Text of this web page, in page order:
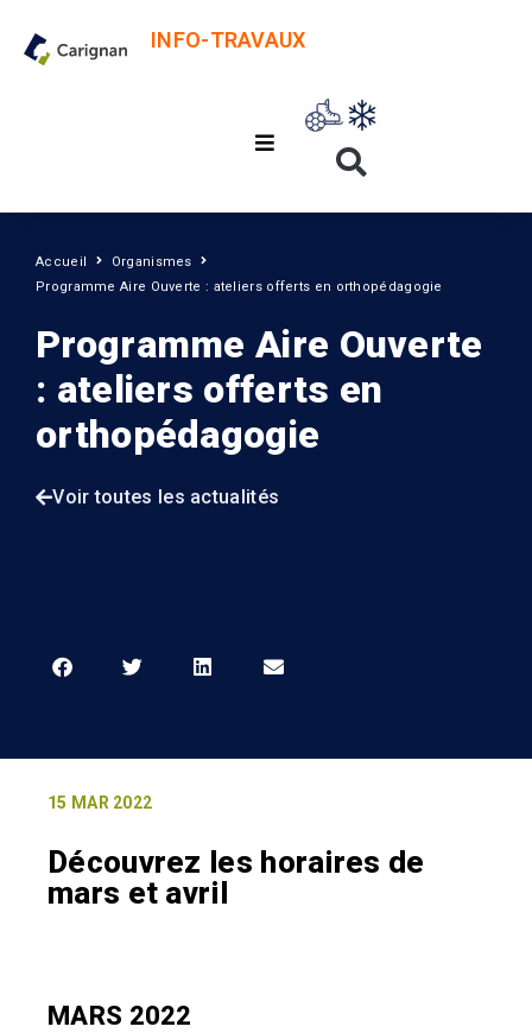
INFO-TRAVAUX
Accueil
Organismes
Programme Aire Ouverte : ateliers offerts en orthopédagogie
Programme Aire Ouverte
: ateliers offerts en
orthopédagogie
Voir toutes les actualités
15 MAR 2022
Découvrez les horaires de
mars et avril
MARS 2022